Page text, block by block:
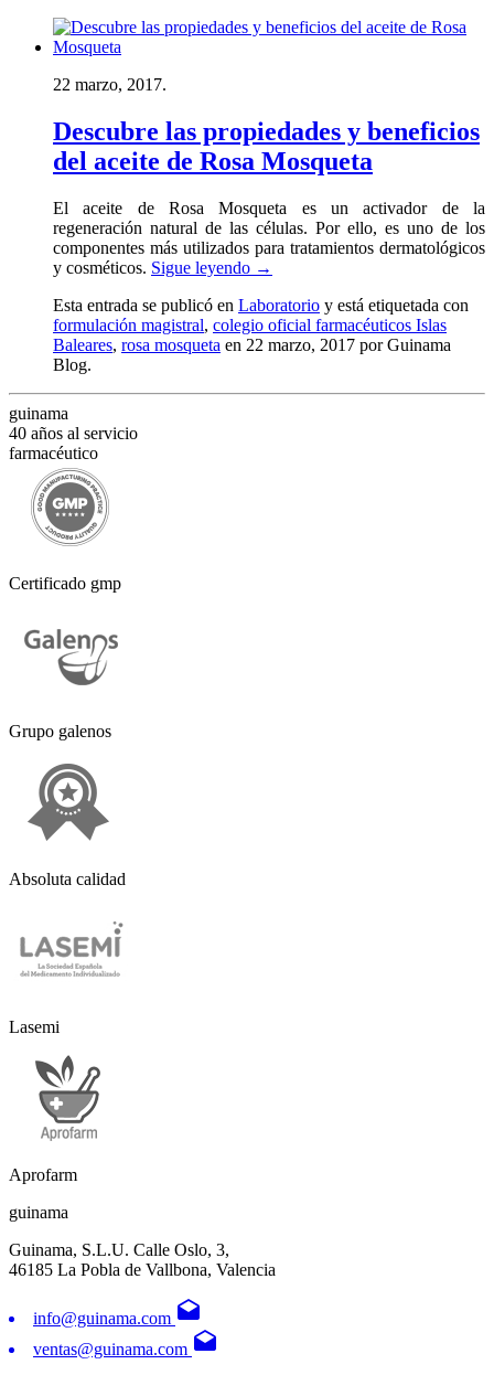
22 marzo, 2017.
Descubre las propiedades y beneficios
del aceite de Rosa Mosqueta
El aceite de Rosa Mosqueta es un activador de la
regeneración natural de las células. Por ello, es uno de los
componentes más utilizados para tratamientos dermatológicos
y cosméticos. Sigue leyendo →
Esta entrada se publicó en Laboratorio y está etiquetada con
formulación magistral, colegio oficial farmacéuticos Islas
Baleares, rosa mosqueta en 22 marzo, 2017 por Guinama
Blog.
guinama
40 años al servicio
farmacéutico
Certificado gmp
Grupo galenos
Absoluta calidad
Lasemi
Aprofarm
guinama
Guinama, S.L.U. Calle Oslo, 3,
46185 La Pobla de Vallbona, Valencia
info@guinama.com drafts
ventas@guinama.com drafts